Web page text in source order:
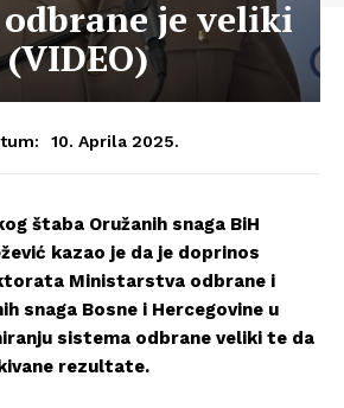
je veliki
(VIDEO)
10. Aprila 2025.
štaba Oružanih snaga BiH
kazao je da je doprinos
Ministarstva odbrane i
snaga Bosne i Hercegovine u
sistema odbrane veliki te da
rezultate.